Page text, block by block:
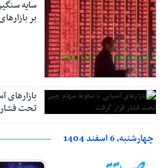
سایه
بر
تحت
چهارشنبه، 6 اسفند 1404